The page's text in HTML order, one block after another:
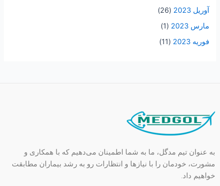
آوریل 2023
(26)
مارس 2023
(1)
فوریه 2023
(11)
به عنوان تیم مدگل، ما به شما اطمینان می‌دهیم که با همکاری و
مشورت، خودمان را با نیازها و انتظارات رو به رشد بیماران مطابقت
خواهیم داد.